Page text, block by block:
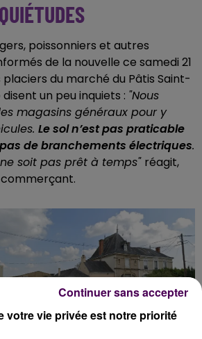
poissonniers et autres
de la nouvelle ce samedi 21
du marché du Pâtis Saint-
un peu inquiets : "Nous
magasins généraux pour y
Le sol n’est pas praticable
pas de branchements électriques.
soit pas prêt à temps" réagit,
votre vie privée est notre priorité
Continuer sans accepter